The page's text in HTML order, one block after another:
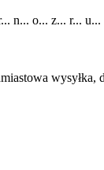
n... o... z... r...
wysyłka,